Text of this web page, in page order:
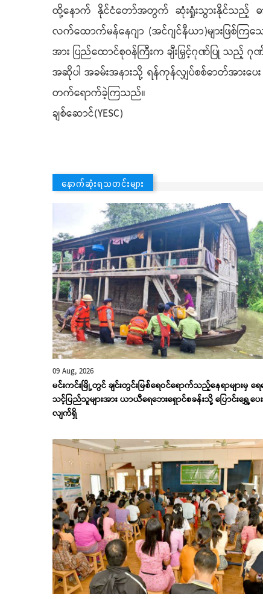
ထို့နောက် နိုင်ငံတော်အတွက် ဆုံးရှုံးသွားနိုင်သည့် ဓာတ်
လက်ထောက်မန်နေဂျာ (အင်ဂျင်နီယာ)များဖြစ်ကြသ
အား ပြည်ထောင်စုဝန်ကြီးက ချီးမြှင့်ဂုဏ်ပြု သည့် ဂု
အဆိုပါ အခမ်းအနားသို့ ရန်ကုန်လျှပ်စစ်ဓာတ်အားပေး
တက်ရောက်ခဲ့ကြသည်။
ချစ်ဆောင်(YESC)
နောက်ဆုံးရသတင်းများ
09 Aug, 2026
မင်းကင်းမြို့တွင် ချင်းတွင်းမြစ်ရေဝင်ရောက်သည့်နေရာများမှ ရ
သင့်ပြည်သူများအား ယာယီရေဘေးရှောင်စခန်းသို့ ပြောင်း‌ရွှေ့ပေး
လျက်ရှိ